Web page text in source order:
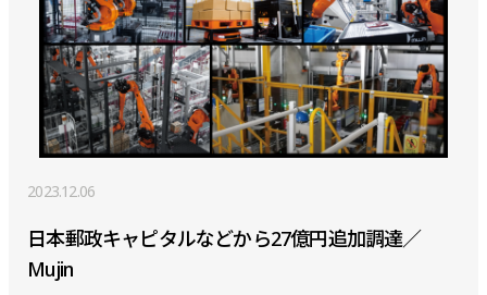
2023.12.06
日本郵政キャピタルなどから27億円追加調達／
Mujin